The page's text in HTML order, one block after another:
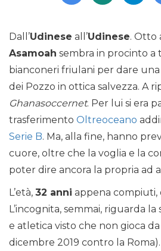
Dall’Udinese all’Udinese. Otto
Asamoah sembra in procinto a
bianconeri friulani per dare una
dei Pozzo in ottica salvezza. A
Ghanasoccernet. Per lui si era
trasferimento Oltreoceano
Serie B. Ma, alla fine, hanno
cuore, oltre che la voglia e la
poter dire ancora la propria ad
L’età, 32 anni appena compiuti,
L’incognita, semmai, riguarda
e atletica visto che non gioca
dicembre 2019 contro la